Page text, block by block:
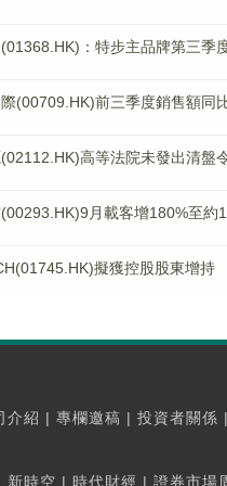
：特步主品牌第三季
(00709.HK)前三季度銷售額同
高等法院未發出清盤
月載客增180%至約
擬獲控股股東增持
介紹 | 專欄邀稿 | 投資者關係 |
新時空 | 時代財經 | 證券市場